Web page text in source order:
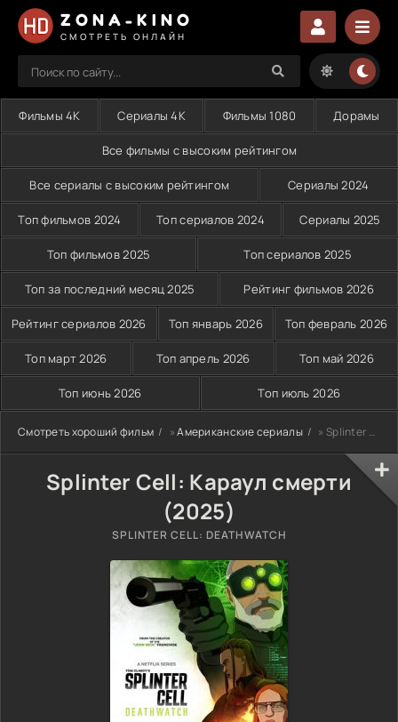
ZONA-KINO
СМОТРЕТЬ ОНЛАЙН
Фильмы 4K Сериалы 4K Фильмы 1080 Дорамы
Все фильмы с высоким рейтингом
Все сериалы с высоким рейтингом Сериалы 2024
Топ фильмов 2024 Топ сериалов 2024 Сериалы 2025
Топ фильмов 2025 Топ сериалов 2025
Топ за последний месяц 2025 Рейтинг фильмов 2026
Рейтинг сериалов 2026 Топ январь 2026 Топ февраль 2026
Топ март 2026 Топ апрель 2026 Топ май 2026
Топ июнь 2026 Топ июль 2026
Смотреть хороший фильм »Американские сериалы » Splinter Cell: Караул смерти (2025)
Splinter Cell: Караул смерти
(2025)
SPLINTER CELL: DEATHWATCH